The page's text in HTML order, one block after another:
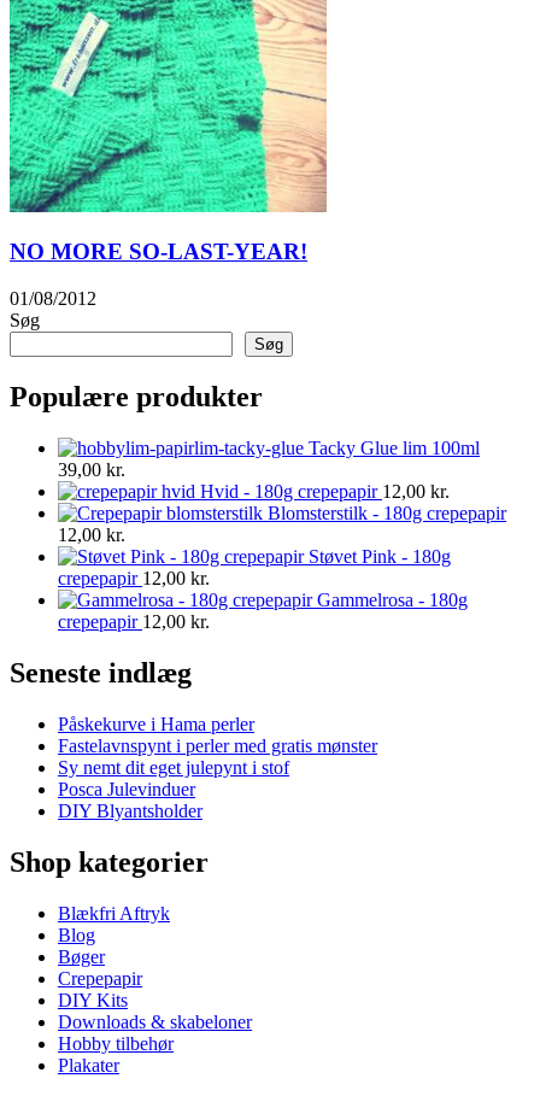
NO MORE SO-LAST-YEAR!
01/08/2012
Søg
Søg
Populære produkter
Tacky Glue lim 100ml
39,00 kr.
Hvid - 180g crepepapir 12,00 kr.
Blomsterstilk - 180g crepepapir
12,00 kr.
Støvet Pink - 180g
crepepapir 12,00 kr.
Gammelrosa - 180g
crepepapir 12,00 kr.
Seneste indlæg
Påskekurve i Hama perler
Fastelavnspynt i perler med gratis mønster
Sy nemt dit eget julepynt i stof
Posca Julevinduer
DIY Blyantsholder
Shop kategorier
Blækfri Aftryk
Blog
Bøger
Crepepapir
DIY Kits
Downloads & skabeloner
Hobby tilbehør
Plakater